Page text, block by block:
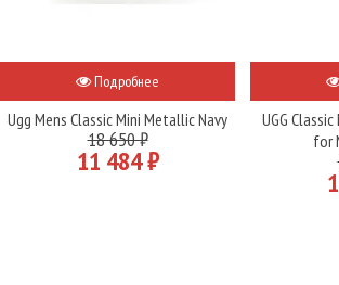
Подробнее
Ugg Mens Classic Mini Metallic Navy
18 650 ₽
11 484 ₽
UGG
for